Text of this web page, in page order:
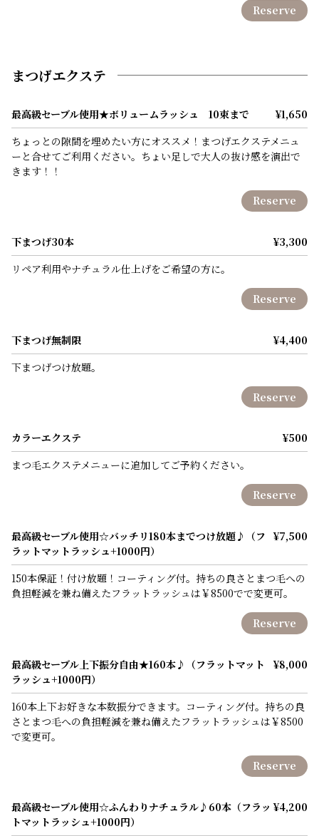
Reserve
まつげエクステ
最高級セーブル使用★ボリュームラッシュ 10束まで
¥1,650
ちょっとの隙間を埋めたい方にオススメ！まつげエクステメニュ
ーと合せてご利用ください。ちょい足しで大人の抜け感を演出で
きます！！
Reserve
下まつげ30本
¥3,300
リペア利用やナチュラル仕上げをご希望の方に。
Reserve
下まつげ無制限
¥4,400
下まつげつけ放題。
Reserve
カラーエクステ
¥500
まつ毛エクステメニューに追加してご予約ください。
Reserve
最高級セーブル使用☆バッチリ180本までつけ放題♪（フ
ラットマットラッシュ+1000円）
¥7,500
150本保証！付け放題！コーティング付。持ちの良さとまつ毛への
負担軽減を兼ね備えたフラットラッシュは￥8500でで変更可。
Reserve
最高級セーブル上下振分自由★160本♪（フラットマット
ラッシュ+1000円）
¥8,000
160本上下お好きな本数振分できます。コーティング付。持ちの良
さとまつ毛への負担軽減を兼ね備えたフラットラッシュは￥8500
で変更可。
Reserve
最高級セーブル使用☆ふんわりナチュラル♪60本（フラッ
トマットラッシュ+1000円）
¥4,200